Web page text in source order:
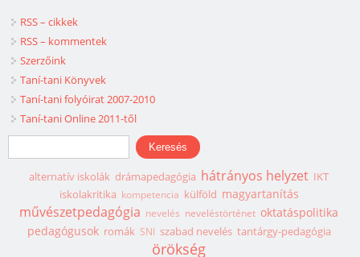
RSS – cikkek
RSS – kommentek
Szerzőink
Taní-tani Könyvek
Taní-tani folyóirat 2007-2010
Taní-tani Online 2011-től
Keresés űrlap
Keresés
alternatív iskolák drámapedagógia hátrányos helyzet IKT
iskolakritika kompetencia külföld magyartanítás
művészetpedagógia nevelés neveléstörténet oktatáspolitika
pedagógusok romák SNI szabad nevelés tantárgy-pedagógia
örökség